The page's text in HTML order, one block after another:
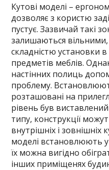
Кутові моделі –
дозволяє з користю
пустує. Зазвичай такі
залишаються
складністю установки
предметів меблів.
настінних полиць
проблему.
розташовані на
рівень був
типу, конструкції
внутрішніх і зовнішніх
моделі встановлюють
їх можна вигідно
інших приміщенях